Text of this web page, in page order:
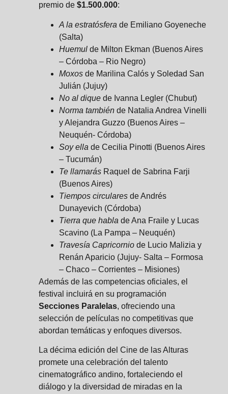
premio de $1.500.000:
A la estratósfera de Emiliano Goyeneche
(Salta)
Huemulde Milton Ekman (Buenos Aires
– Córdoba – Rio Negro)
Moxosde Marilina Calós y Soledad San
Julián (Jujuy)
No al diquede Ivanna Legler (Chubut)
Norma tambiénde Natalia Andrea Vinelli
y Alejandra Guzzo (Buenos Aires –
Neuquén- Córdoba)
Soy ella de Cecilia Pinotti (Buenos Aires
– Tucumán)
Te llamarásRaquel de Sabrina Farji
(Buenos Aires)
Tiempos circularesde Andrés
Dunayevich (Córdoba)
Tierra que habla de Ana Fraile y Lucas
Scavino (La Pampa – Neuquén)
Travesía Capricorniode Lucio Malizia y
Renán Aparicio (Jujuy- Salta – Formosa
– Chaco – Corrientes – Misiones)
Además de las competencias oficiales, el
festival incluirá en su programación
Secciones Paralelas, ofreciendo una
selección de películas no competitivas que
abordan temáticas y enfoques diversos.
La décima edición del Cine de las Alturas
promete una celebración del talento
cinematográfico andino, fortaleciendo el
diálogo y la diversidad de miradas en la